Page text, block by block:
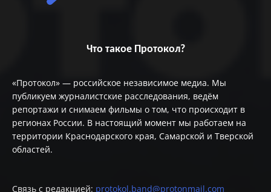
Что такое Протокол?
«Протокол» — российское независимое медиа. Мы
публикуем журналистские расследования, ведём
репортажи и снимаем фильмы о том, что происходит в
регионах России. В настоящий момент мы работаем на
территории Краснодарского края, Самарской и Тверской
областей.
Связь с редакцией: protokol.band@protonmail.com